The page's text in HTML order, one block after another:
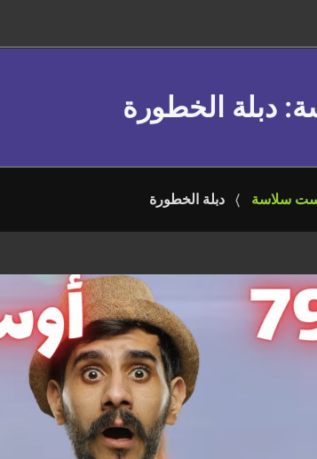
: دبلة الخطورة
سلاسة دبلة الخطورة